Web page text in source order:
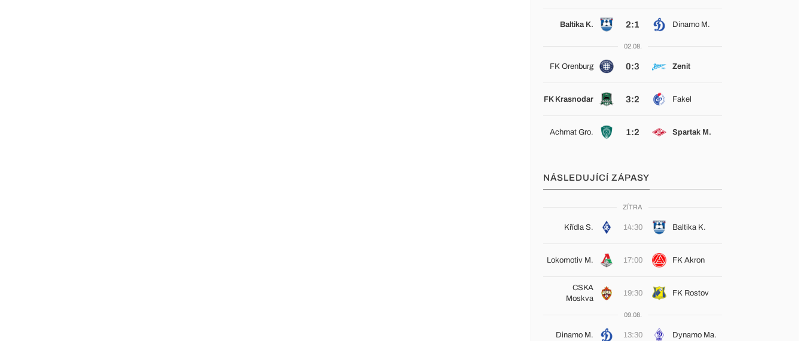
Baltika K. 2:1 Dinamo M.
02.08.
FK Orenburg 0:3 Zenit
FK Krasnodar 3:2 Fakel
Achmat Gro. 1:2 Spartak M.
NÁSLEDUJÍCÍ ZÁPASY
ZÍTRA
Křídla S. 14:30 Baltika K.
Lokomotiv M. 17:00 FK Akron
CSKA
Moskva
19:30 FK Rostov
09.08.
Dinamo M. 13:30 Dynamo Ma.